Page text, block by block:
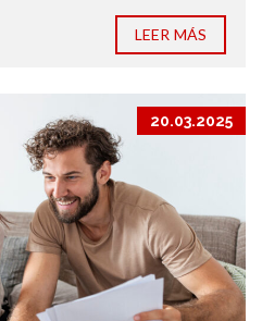
LEER MÁS
20.03.2025